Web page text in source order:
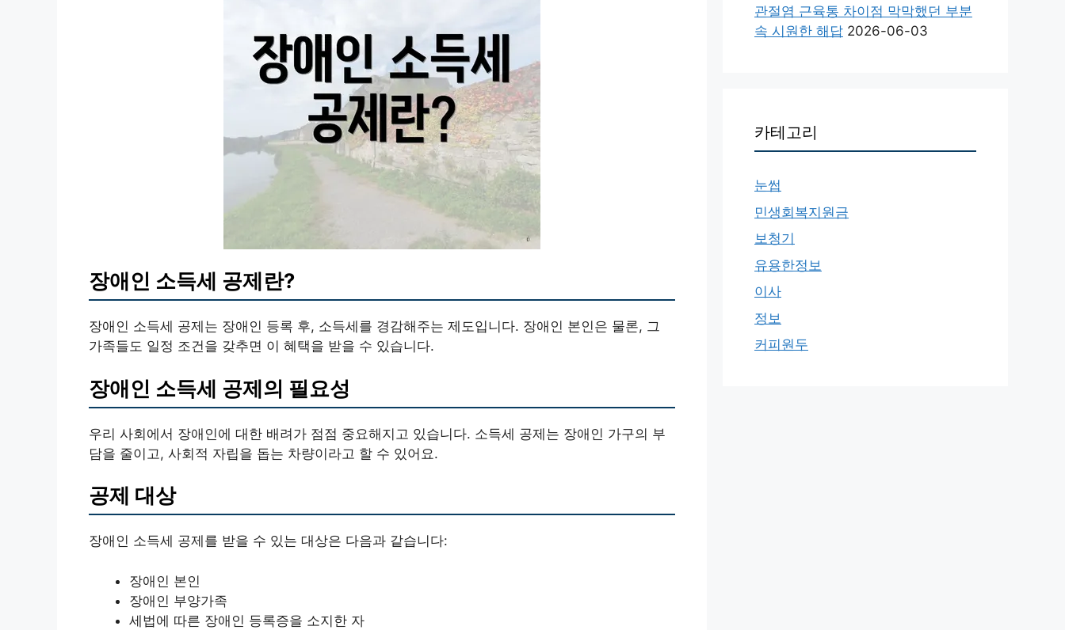
장애인 소득세 공제란?
장애인 소득세 공제는 장애인 등록 후, 소득세를 경감해주는 제도입니다. 장애인 본인은 물론, 그
가족들도 일정 조건을 갖추면 이 혜택을 받을 수 있습니다.
장애인 소득세 공제의 필요성
우리 사회에서 장애인에 대한 배려가 점점 중요해지고 있습니다. 소득세 공제는 장애인 가구의 부
담을 줄이고, 사회적 자립을 돕는 차량이라고 할 수 있어요.
공제 대상
장애인 소득세 공제를 받을 수 있는 대상은 다음과 같습니다:
장애인 본인
장애인 부양가족
세법에 따른 장애인 등록증을 소지한 자
관절염 근육통 차이점 막막했던 부분
속 시원한 해답 2026-06-03
카테고리
눈썹
민생회복지원금
보청기
유용한정보
이사
정보
커피원두